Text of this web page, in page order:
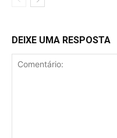
DEIXE UMA RESPOSTA